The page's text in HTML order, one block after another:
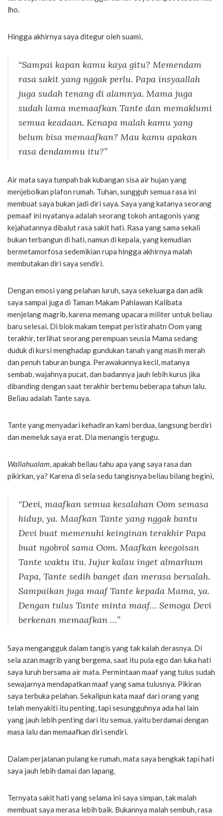
lho.
Hingga akhirnya saya ditegur oleh suami,
“Sampai kapan kamu kaya gitu? Memendam
rasa sakit yang nggak perlu. Papa insyaallah
juga sudah tenang di alamnya. Mama juga
sudah lama memaafkan Tante dan memaklumi
semua keadaan. Kenapa malah kamu yang
belum bisa memaafkan? Mau kamu apakan
rasa dendammu itu?”
Air mata saya tumpah bak kubangan sisa air hujan yang
menjebolkan plafon rumah. Tuhan, sungguh semua rasa ini
membuat saya bukan jadi diri saya. Saya yang katanya seorang
pemaaf ini nyatanya adalah seorang tokoh antagonis yang
kejahatannya dibalut rasa sakit hati. Rasa yang sama sekali
bukan terbangun di hati, namun di kepala, yang kemudian
bermetamorfosa sedemikian rupa hingga akhirnya malah
membutakan diri saya sendiri.
Dengan emosi yang pelahan luruh, saya sekeluarga dan adik
saya sampai juga di Taman Makam Pahlawan Kalibata
menjelang magrib, karena memang upacara militer untuk beliau
baru selesai. Di blok makam tempat peristirahatn Oom yang
terakhir, terlihat seorang perempuan seusia Mama sedang
duduk di kursi menghadap gundukan tanah yang masih merah
dan penuh taburan bunga. Perawakannya kecil, matanya
sembab, wajahnya pucat, dan badannya jauh lebih kurus jika
dibanding dengan saat terakhir bertemu beberapa tahun lalu.
Beliau adalah Tante saya.
Tante yang menyadari kehadiran kami berdua, langsung berdiri
dan memeluk saya erat. Dia menangis tergugu.
Wallahualam , apakah beliau tahu apa yang saya rasa dan
pikirkan, ya? Karena di sela sedu tangisnya beliau bilang begini,
“Devi, maafkan semua kesalahan Oom semasa
hidup, ya. Maafkan Tante yang nggak bantu
Devi buat memenuhi keinginan terakhir Papa
buat ngobrol sama Oom. Maafkan keegoisan
Tante waktu itu. Jujur kalau inget almarhum
Papa, Tante sedih banget dan merasa bersalah.
Sampaikan juga maaf Tante kepada Mama, ya.
Dengan tulus Tante minta maaf… Semoga Devi
berkenan memaafkan …”
Saya mengangguk dalam tangis yang tak kalah derasnya. Di
sela azan magrib yang bergema, saat itu pula ego dan luka hati
saya luruh bersama air mata. Permintaan maaf yang tulus sudah
sewajarnya mendapatkan maaf yang sama tulusnya. Pikiran
saya terbuka pelahan. Sekalipun kata maaf dari orang yang
telah menyakiti itu penting, tapi sesungguhnya ada hal lain
yang jauh lebih penting dari itu semua, yaitu berdamai dengan
masa lalu dan memaafkan diri sendiri.
Dalam perjalanan pulang ke rumah, mata saya bengkak tapi hati
saya jauh lebih damai dan lapang.
Ternyata sakit hati yang selama ini saya simpan, tak malah
membuat saya merasa lebih baik. Bukannya malah sembuh, rasa